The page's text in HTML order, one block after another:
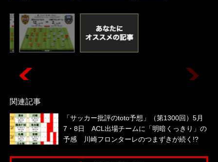
関連記事
「サッカー批評のtoto予想」（第1300回）5月
7・8日 ACL出場チームに「明暗くっきり」の
予感 川崎フロンターレのつまずきが続く!?